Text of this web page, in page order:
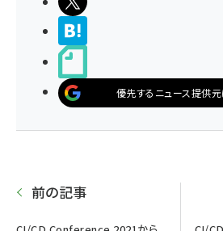
優先するニュース提供
前の記事